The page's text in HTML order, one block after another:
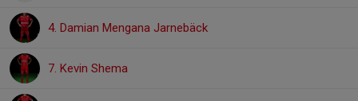
4. Damian Mengana Jarnebäck
7. Kevin Shema